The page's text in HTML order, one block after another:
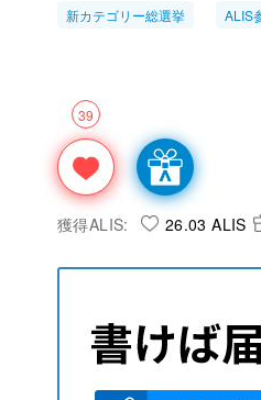
新カテゴリー総選挙 ALIS
39
獲得ALIS: 26.03 ALIS